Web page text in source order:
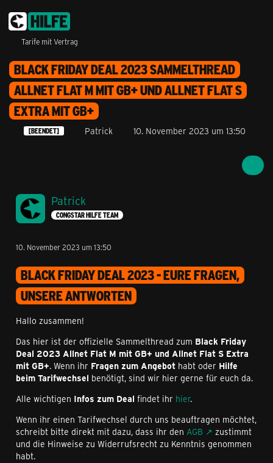
Tarife mit Vertrag
BLACK FRIDAY DEAL 2023 SAMMELTHREAD
ALLNET FLAT M MIT GB+ UND ALLNET FLAT S
EXTRA MIT GB+
[BEENDET] Patrick 10. November 2023 um 13:50
Patrick
CONGSTAR HILFE TEAM
10. November 2023 um 13:50
BLACK FRIDAY DEAL 2023 - EURE FRAGEN,
UNSERE ANTWORTEN
Hallo zusammen!
Das hier ist der offizielle Sammelthread zum Black Friday
Deal 2023 Allnet Flat M mit GB+ und Allnet Flat S Extra
mit GB+. Wenn ihr Fragen zum Angebot habt oder Hilfe
beim Tarifwechsel benötigt, sind wir hier gerne für euch da.
Alle wichtigen Infos zum Deal findet ihr hier.
Wenn ihr einen Tarifwechsel durch uns beauftragen möchtet,
schreibt bitte direkt mit dazu, dass ihr den AGB
zustimmt
und die Hinweise zu Widerrufsrecht zu Kenntnis genommen
habt.